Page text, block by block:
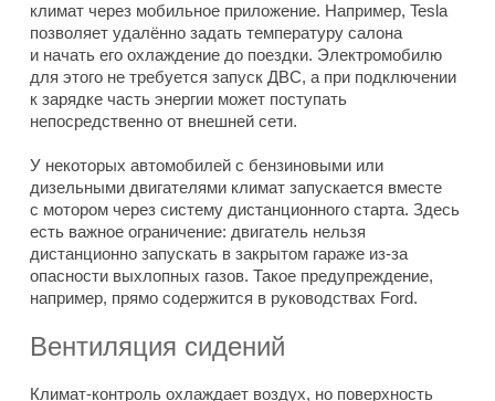
климат через мобильное приложение. Например, Tesla
позволяет удалённо задать температуру салона
и начать его охлаждение до поездки. Электромобилю
для этого не требуется запуск ДВС, а при подключении
к зарядке часть энергии может поступать
непосредственно от внешней сети.
У некоторых автомобилей с бензиновыми или
дизельными двигателями климат запускается вместе
с мотором через систему дистанционного старта. Здесь
есть важное ограничение: двигатель нельзя
дистанционно запускать в закрытом гараже из-за
опасности выхлопных газов. Такое предупреждение,
например, прямо содержится в руководствах Ford.
Вентиляция сидений
Климат-контроль охлаждает воздух, но поверхность